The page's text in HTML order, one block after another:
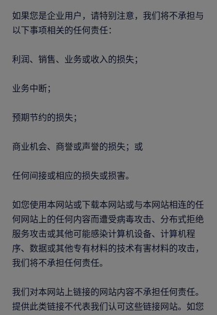
如果您是企业用户，请特别注意，我们将不承担与
以下事项相关的任何责任：
利润、销售、业务或收入的损失；
业务中断；
预期节约的损失；
商业机会、商誉或声誉的损失；或
任何间接或相应的损失或损害。
如您使用本网站或下载本网站或与本网站相连的任
何网站上的任何内容而遭受病毒攻击、分布式拒绝
服务攻击或其他可能感染计算机设备、计算机程
序、数据或其他专有材料的技术有害材料的攻击，
我们将不承担任何责任。
我们对本网站上链接的网站内容不承担任何责任。
提供此类链接不代表我们认可这些链接网站。如您